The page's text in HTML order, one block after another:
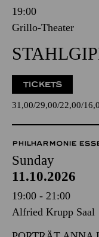
19:00
Grillo-Theater
TICKETS
31,00 29,00 22,00
PHILHARMONIE
Sunday
11.10.2026
19:00 - 21:00
Alfried Krupp Saal